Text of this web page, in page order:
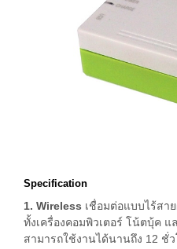
Specification
1. Wireless เชื่อมต่อแบบไร้สา
ทั้งเครื่องคอมพิวเตอร์ โน้ตบุ้ค
สามารถใช้งานได้นานถึง 12 ชั่